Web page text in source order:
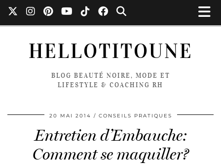
HELLOTITOUNE
BLOG BEAUTÉ NOIRE, MODE ET
LIFESTYLE & COACHING RH
20 MAI 2014 CONSEILS PRATIQUES
Entretien d’Embauche:
Comment se maquiller?